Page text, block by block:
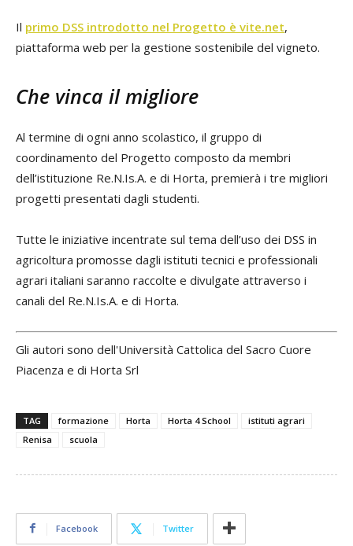
Il primo DSS introdotto nel Progetto è vite.net,
piattaforma web per la gestione sostenibile del vigneto.
Che vinca il migliore
Al termine di ogni anno scolastico, il gruppo di
coordinamento del Progetto composto da membri
dell’istituzione Re.N.Is.A. e di Horta, premierà i tre migliori
progetti presentati dagli studenti.
Tutte le iniziative incentrate sul tema dell’uso dei DSS in
agricoltura promosse dagli istituti tecnici e professionali
agrari italiani saranno raccolte e divulgate attraverso i
canali del Re.N.Is.A. e di Horta.
Gli autori sono dell'Università Cattolica del Sacro Cuore
Piacenza e di Horta Srl
TAG formazione Horta Horta 4 School
istituti agrari
Renisa
scuola
Facebook Twitter